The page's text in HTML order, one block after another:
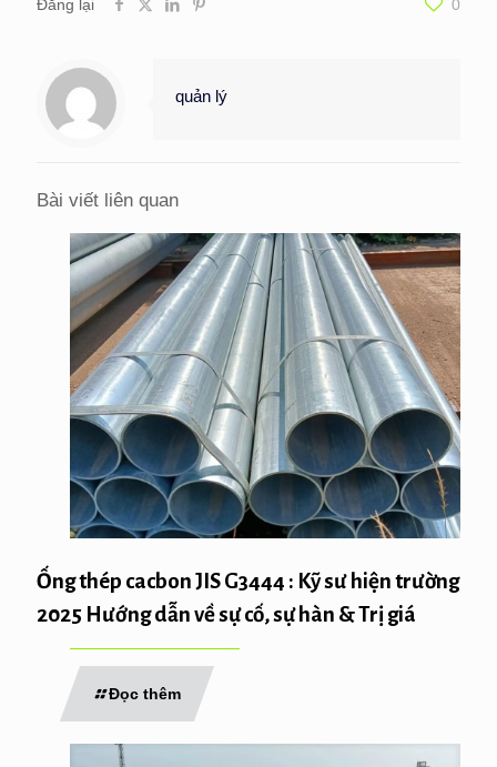
Đăng lại 0
quản lý
Bài viết liên quan
Ống thép cacbon JIS G3444 : Kỹ sư hiện trường
2025 Hướng dẫn về sự cố, sự hàn & Trị giá
Đọc thêm